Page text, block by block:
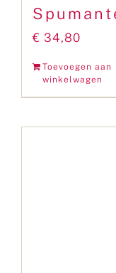
€ 34,80
Toevoegen aan
winkelwagen